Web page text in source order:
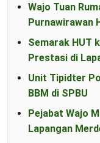
Wajo Tuan
Purnawirawan
Semarak HUT
Prestasi di
Unit Tipidter
BBM di SPBU
Pejabat Wajo
Lapangan